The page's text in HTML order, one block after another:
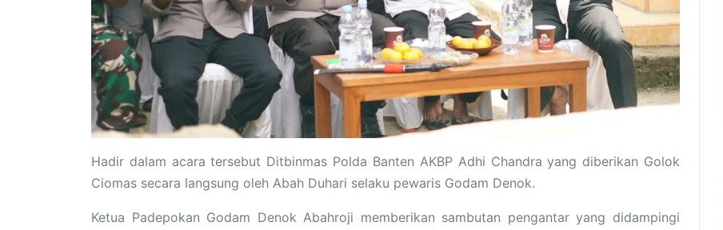
Hadir dalam acara tersebut Ditbinmas Polda Banten AKBP Adhi Chandra yang diberikan Golok
Ciomas secara langsung oleh Abah Duhari selaku pewaris Godam Denok.
Ketua Padepokan Godam Denok Abahroji memberikan sambutan pengantar yang didampingi